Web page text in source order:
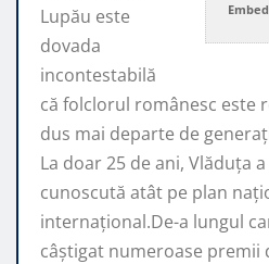
Lupău este
dovada
incontestabilă
că folclorul românesc este
dus mai departe de
La doar 25 de ani, Vlăduța
cunoscută atât pe plan
internaţional.De-a lungul
câştigat numeroase premii